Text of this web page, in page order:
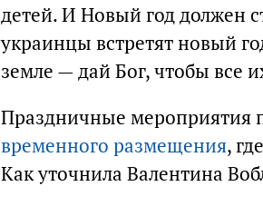
детей. И Новый год должен
украинцы встретят новый
земле — дай Бог, чтобы все
Праздничные мероприятия
временного размещения,
Как уточнила Валентина